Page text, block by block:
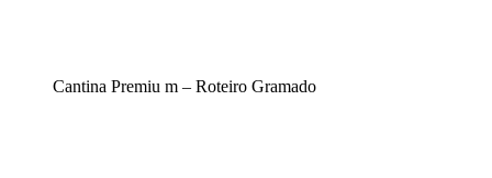
Cantina Premiu m – Roteiro Gramado